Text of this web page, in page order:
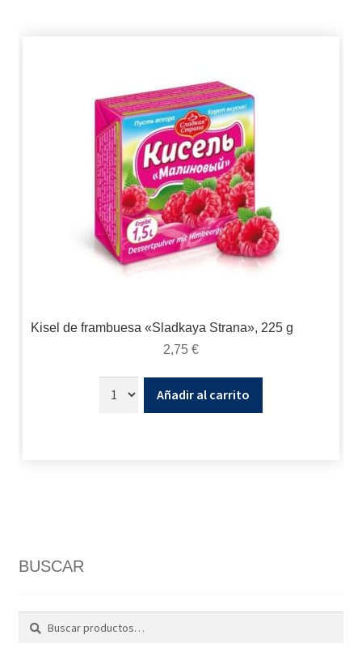
Kisel de frambuesa «Sladkaya Strana», 225 g
2,75 €
Añadir al carrito
BUSCAR
Buscar